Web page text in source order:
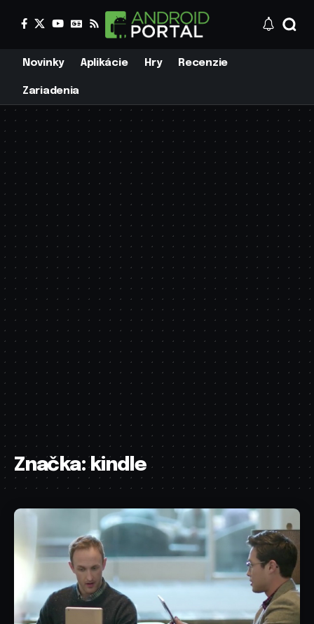
Novinky Aplikácie Hry Recenzie
Zariadenia
Značka:kindle